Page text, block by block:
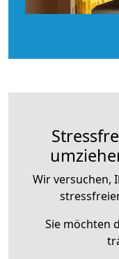
Wir versuchen,
Sie möchten